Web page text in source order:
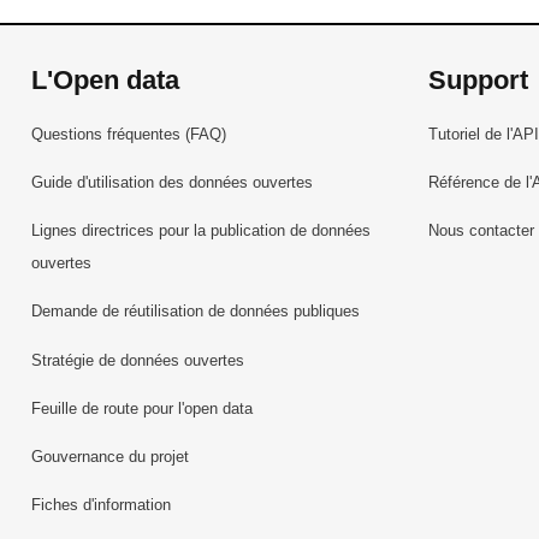
L'Open data
Questions fréquentes (FAQ)
Guide d'utilisation des données ouvertes
Lignes directrices pour la publication de données
ouvertes
Demande de réutilisation de données publiques
Stratégie de données ouvertes
Feuille de route pour l'open data
Gouvernance du projet
Fiches d'information
Support
Tutoriel de l'API
Référence de
Nous contacter